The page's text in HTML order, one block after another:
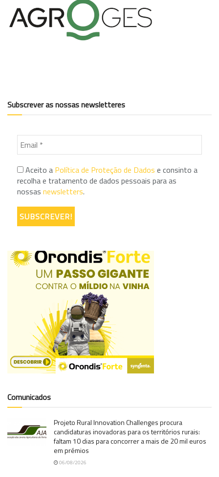
Subscrever as nossas newsletteres
Aceito a Política de Proteção de Dados e consinto a
recolha e tratamento de dados pessoais para as
nossas newsletters.
Comunicados
Projeto Rural Innovation Challenges procura
candidaturas inovadoras para os territórios rurais:
faltam 10 dias para concorrer a mais de 20 mil euros
em prémios
06/08/2026